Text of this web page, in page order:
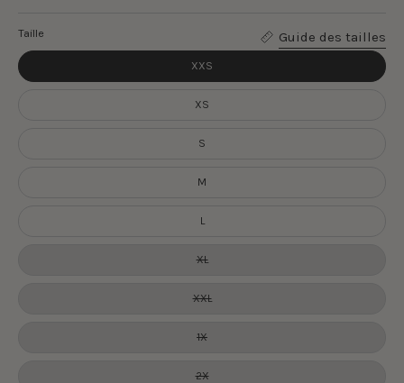
Guide des tailles
Taille
XXS
XS
S
M
L
XL
XXL
1X
2X